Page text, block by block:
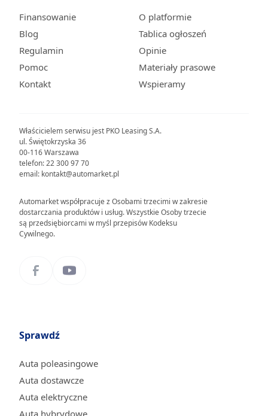
Właścicielem serwisu jest PKO Leasing S.A.
ul. Świętokrzyska 36
00-116 Warszawa
telefon: 22 300 97 70
email: kontakt@automarket.pl
Automarket współpracuje z Osobami trzecimi w zakresie
dostarczania produktów i usług. Wszystkie Osoby trzecie
są przedsiębiorcami w myśl przepisów Kodeksu
Cywilnego.
Finansowanie
Blog
Regulamin
Pomoc
Kontakt
O platformie
Tablica ogłoszeń
Opinie
Materiały prasowe
Wspieramy
Sprawdź
Auta poleasingowe
Auta dostawcze
Auta elektryczne
Auta hybrydowe